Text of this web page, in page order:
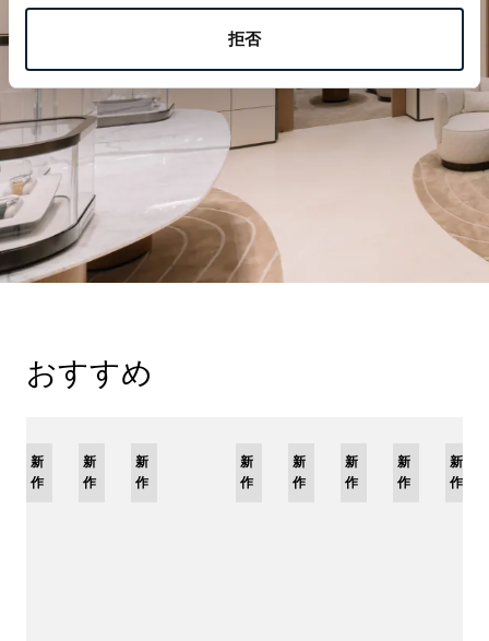
拒否
ご来店を予約する
おすすめ
新
作
新
作
新
作
新
作
新
作
新
作
新
作
新
作